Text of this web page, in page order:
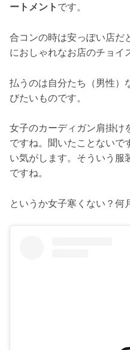
ートメント です。
合コンの時は安っぽい店だ
におしゃれなお店のチョイ
払うのは自分たち（男性）
びたいものです。
女子のカーディガン肩掛け
ですね。聞いたことないで
い気がします。そういう服
ですね。
というか女子寒くない？何